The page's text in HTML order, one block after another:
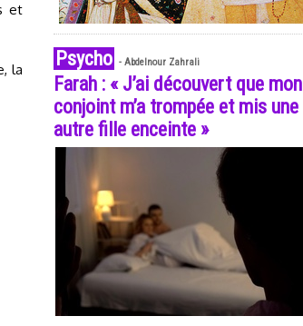
et
la
Psycho - Abdelnour Zahrali
Farah : « J’ai découvert que mon
conjoint m’a trompée et mis une
autre fille enceinte »